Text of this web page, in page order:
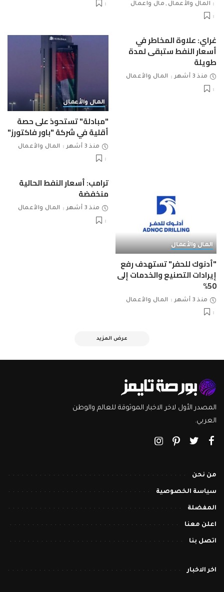
المال والأعمال
مال واعمال
غراي: علاوة المخاطر في
أسعار النفط ستبقى لمدة
طويلة
منذ 3 أشهر المال والأعمال
المال والأعمال
"مبادلة" تستحوذ على حصة
أقلية في شركة "باور فاكتورز"
منذ 3 أشهر المال والأعمال
المال والأعمال
"أدنوك للحفر" تستهدف رفع
إيرادات التصنيع والخدمات إلى
50%
منذ 3 أشهر المال والأعمال
ترامب: أسعار النفط الحالية
منخفضة
منذ 3 أشهر المال والأعمال
عرض المزيد
المصدر الأول لاخر الاخبار الموثوقة للعالم والوطن
العربي.
من نحن
سياسة الخصوصية
المفضلة
اعلن معنا
اتصل بنا
اخر الاخبار